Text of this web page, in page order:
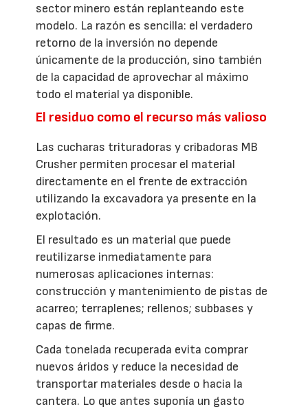
sector minero están replanteando este
modelo. La razón es sencilla: el verdadero
retorno de la inversión no depende
únicamente de la producción, sino también
de la capacidad de aprovechar al máximo
todo el material ya disponible.
El residuo como el recurso más valioso
Las cucharas trituradoras y cribadoras MB
Crusher permiten procesar el material
directamente en el frente de extracción
utilizando la excavadora ya presente en la
explotación.
El resultado es un material que puede
reutilizarse inmediatamente para
numerosas aplicaciones internas:
construcción y mantenimiento de pistas de
acarreo; terraplenes; rellenos; subbases y
capas de firme.
Cada tonelada recuperada evita comprar
nuevos áridos y reduce la necesidad de
transportar materiales desde o hacia la
cantera. Lo que antes suponía un gasto